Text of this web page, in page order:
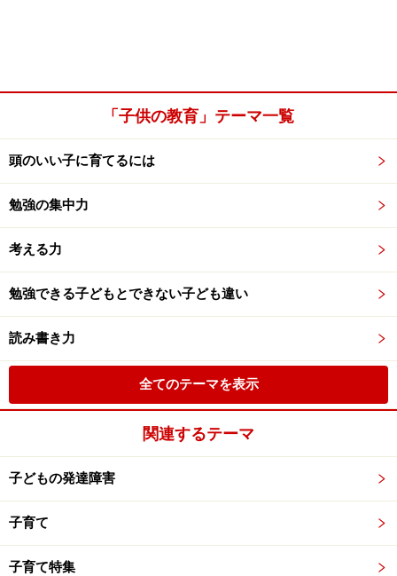
「子供の教育」テーマ一覧
頭のいい子に育てるには
勉強の集中力
考える力
勉強できる子どもとできない子ども違い
読み書き力
全てのテーマを表示
関連するテーマ
子どもの発達障害
子育て
子育て特集